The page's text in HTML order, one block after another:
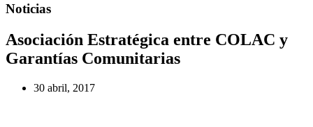
Noticias
Asociación Estratégica entre COLAC y
Garantías Comunitarias
30 abril, 2017